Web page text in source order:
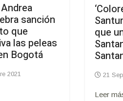
sanción
que
las peleas
Bogotá
2021
que
21
Leer